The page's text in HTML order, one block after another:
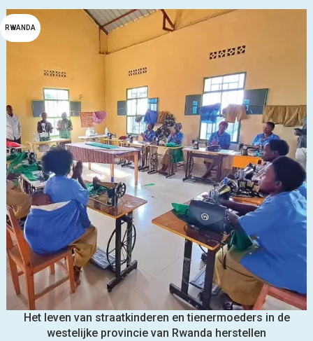
RWANDA
Het leven van straatkinderen en tienermoeders in de
westelijke provincie van Rwanda herstellen